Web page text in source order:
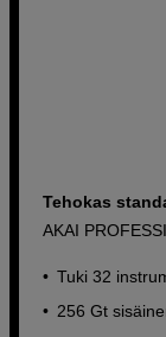
Tehokas
AKAI
Tuki 32
256 Gt